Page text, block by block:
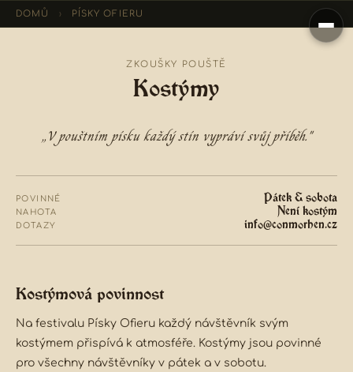
DOMŮ › PÍSKY OFIERU
ZKOUŠKY POUŠTĚ
Kostýmy
„V pouštním písku každý stín vypráví svůj příběh."
POVINNÉ Pátek & sobota
NAHOTA Není kostým
DOTAZY info@conmorhen.cz
Kostýmová povinnost
Na festivalu Písky Ofieru každý návštěvník svým
kostýmem přispívá k atmosféře. Kostýmy jsou povinné
pro všechny návštěvníky v pátek a v sobotu.